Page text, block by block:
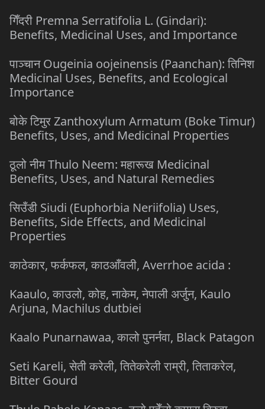
गिँदरी Premna Serratifolia L. (Gindari):
Benefits, Medicinal Uses, and Importance
पाञ्चान Ougeinia oojeinensis (Paanchan): तिनिश
Medicinal Uses, Benefits, and Ecological
Importance
बोके टिमुर Zanthoxylum Armatum (Boke Timur)
Benefits, Uses, and Medicinal Properties
ठूलो नीम Thulo Neem: महारूख Medicinal
Benefits, Uses, and Natural Remedies
सिउँडी Siudi (Euphorbia Neriifolia) Uses,
Benefits, Side Effects, and Medicinal
Properties
काठेकार, फर्कफल, काठआँवली, Averrhoe acida :
Kaaulo, काउलो, कोह, नाकेम, नेपाली अर्जुन, Kaulo
Arjuna, Machilus dutbiei
Kaalo Punarnawaa, कालो पुनर्नवा, Black Patagon
Seti Kareli, सेती करेली, तितेकरेली राम्री, तिताकरेल,
Bitter Gourd